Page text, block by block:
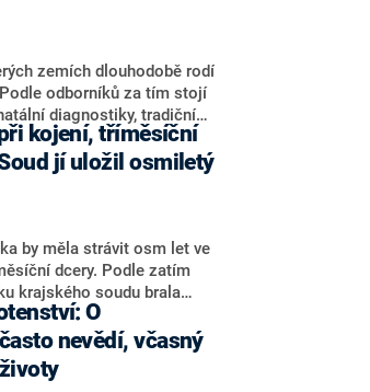
že žena čeká
zemích dlouhodobě rodí
odborníků za tím stojí
diagnostiky, tradičních
tlaku, který upřednostňuje
ale podle dat i
rovnováhu mezi
kojení, tříměsíční
jí uložil osmiletý
by měla strávit osm let ve
dcery. Podle zatím
krajského soudu brala
To pak podle znalců
O
nevědí, včasný